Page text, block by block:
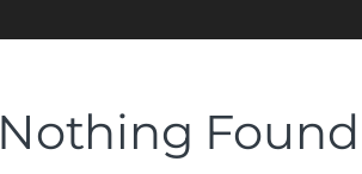
Nothing Found